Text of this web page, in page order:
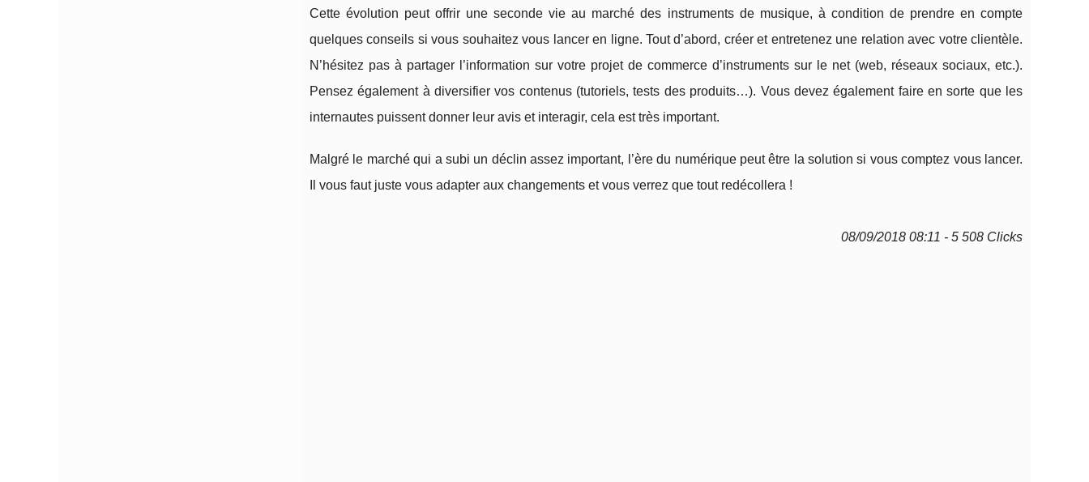
Cette évolution peut offrir une seconde vie au marché des instruments de musique, à condition de prendre en compte
quelques conseils si vous souhaitez vous lancer en ligne. Tout d’abord, créer et entretenez une relation avec votre clientèle.
N’hésitez pas à partager l’information sur votre projet de commerce d’instruments sur le net (web, réseaux sociaux, etc.).
Pensez également à diversifier vos contenus (tutoriels, tests des produits…). Vous devez également faire en sorte que les
internautes puissent donner leur avis et interagir, cela est très important.
Malgré le marché qui a subi un déclin assez important, l’ère du numérique peut être la solution si vous comptez vous lancer.
Il vous faut juste vous adapter aux changements et vous verrez que tout redécollera !
08/09/2018 08:11 - 5 508 Clicks